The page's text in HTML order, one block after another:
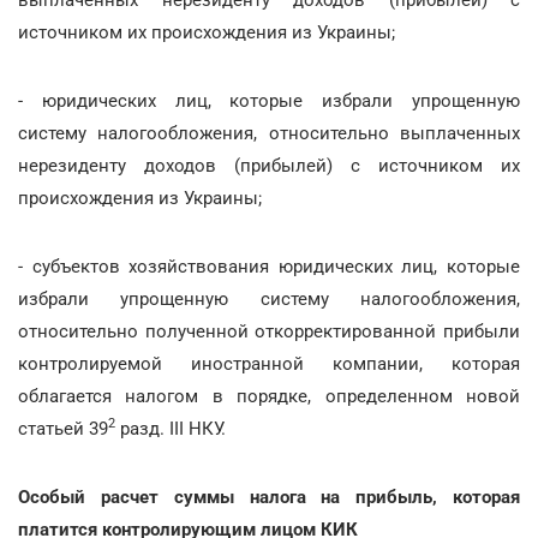
источником их происхождения из Украины;
- юридических лиц, которые избрали упрощенную
систему налогообложения, относительно выплаченных
нерезиденту доходов (прибылей) с источником их
происхождения из Украины;
- субъектов хозяйствования юридических лиц, которые
избрали упрощенную систему налогообложения,
относительно полученной откорректированной прибыли
контролируемой иностранной компании, которая
облагается налогом в порядке, определенном новой
статьей 392 разд. III НКУ.
Особый расчет суммы налога на прибыль, которая
платится контролирующим лицом КИК